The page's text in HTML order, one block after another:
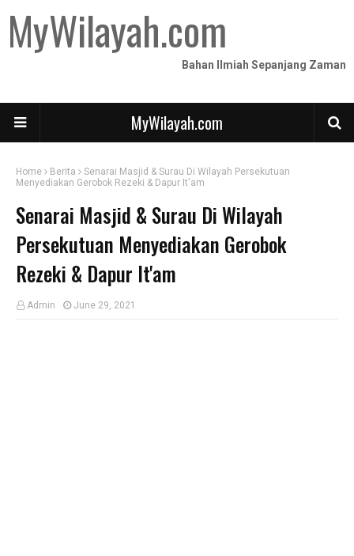
MyWilayah.com
Bahan Ilmiah Sepanjang Zaman
MyWilayah.com
Home Berita
Senarai Masjid & Surau Di Wilayah Persekutuan
Menyediakan Gerobok Rezeki & Dapur It'am
Senarai Masjid & Surau Di Wilayah
Persekutuan Menyediakan Gerobok
Rezeki & Dapur It'am
Admin June 29, 2021